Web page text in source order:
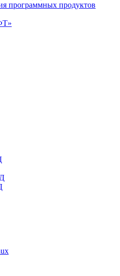
программных продуктов